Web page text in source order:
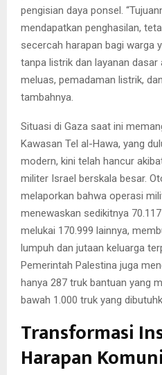
pengisian daya ponsel.
mendapatkan penghasilan,
secercah harapan bagi warga
tanpa listrik dan layanan dasar
meluas, pemadaman listrik,
tambahnya.
Situasi di Gaza saat ini
Kawasan Tel al-Hawa, yang
modern, kini telah hancur
militer Israel berskala besar.
melaporkan bahwa operasi
menewaskan sedikitnya
melukai 170.999 lainnya,
lumpuh dan jutaan keluarga
Pemerintah Palestina juga
hanya 287 truk bantuan yang
bawah 1.000 truk yang
Transformasi
Harapan